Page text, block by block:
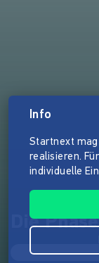
Die
Info
Startnext mag
realisieren.
individuelle